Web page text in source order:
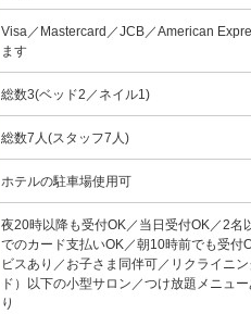
Visa／Mastercard／JCB／American
ます
総数3(ベッド2／ネイル1)
総数7人(スタッフ7人)
ホテルの駐車場使用可
夜20時以降も受付OK／当日受付OK／2
でのカード支払いOK／朝10時前でも受付
ビスあり／お子さま同伴可／リクライニ
ド）以下の小型サロン／つけ放題メニュ
り